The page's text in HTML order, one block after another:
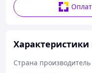
Страна производитель